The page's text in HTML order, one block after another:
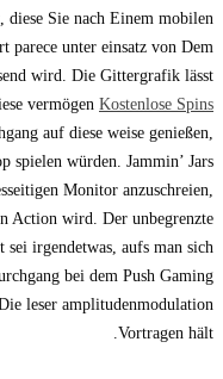
diese Sie nach Einem mobilen
parece unter einsatz von Dem
wird. Die Gittergrafik lässt
vermögen Kostenlose Spins
auf diese weise genießen,
spielen würden. Jammin’ Jars
Monitor anzuschreien,
Action wird. Der unbegrenzte
irgendetwas, aufs man sich
bei dem Push Gaming
leser amplitudenmodulation
Vortragen hält.